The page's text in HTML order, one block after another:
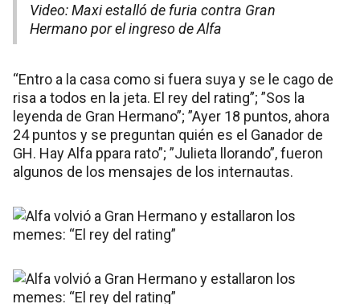
Video: Maxi estalló de furia contra Gran
Hermano por el ingreso de Alfa
“Entro a la casa como si fuera suya y se le cago de
risa a todos en la jeta. El rey del rating”; ”Sos la
leyenda de Gran Hermano”; ”Ayer 18 puntos, ahora
24 puntos y se preguntan quién es el Ganador de
GH. Hay Alfa ppara rato”; ”Julieta llorando”, fueron
algunos de los mensajes de los internautas.